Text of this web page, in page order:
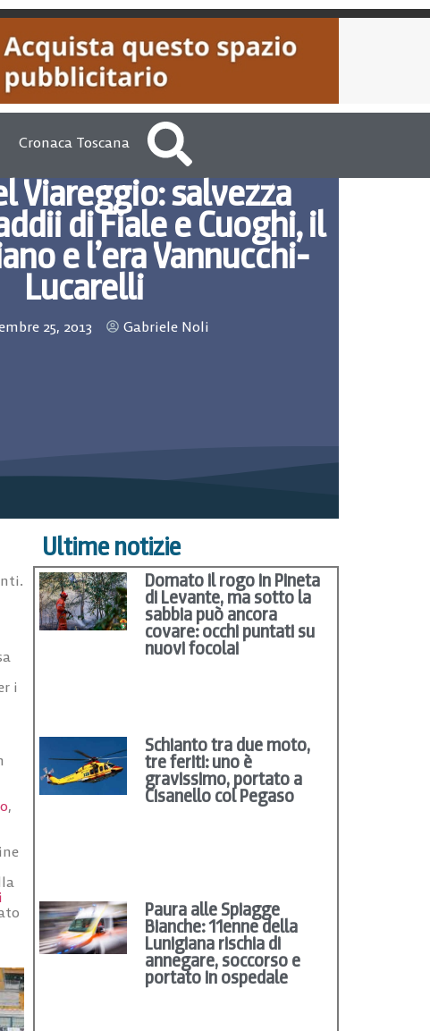
Cronaca Toscana
Viareggio: salvezza
di Fiale e Cuoghi, il
e l’era Vannucchi-
Lucarelli
25, 2013 Gabriele Noli
i
,
Ultime notizie
Domato il rogo in Pineta
di Levante, ma sotto la
sabbia può ancora
covare: occhi puntati su
nuovi focolai
Schianto tra due moto,
tre feriti: uno è
gravissimo, portato a
Cisanello col Pegaso
Paura alle Spiagge
Bianche: 11enne della
Lunigiana rischia di
annegare, soccorso e
portato in ospedale